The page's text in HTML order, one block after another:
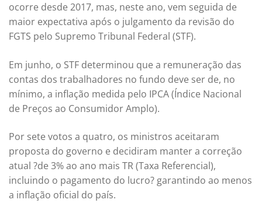
ocorre desde 2017, mas, neste ano, vem seguida de
maior expectativa após o julgamento da revisão do
FGTS pelo Supremo Tribunal Federal (STF).
Em junho, o STF determinou que a remuneração das
contas dos trabalhadores no fundo deve ser de, no
mínimo, a inflação medida pelo IPCA (Índice Nacional
de Preços ao Consumidor Amplo).
Por sete votos a quatro, os ministros aceitaram
proposta do governo e decidiram manter a correção
atual ?de 3% ao ano mais TR (Taxa Referencial),
incluindo o pagamento do lucro? garantindo ao menos
a inflação oficial do país.